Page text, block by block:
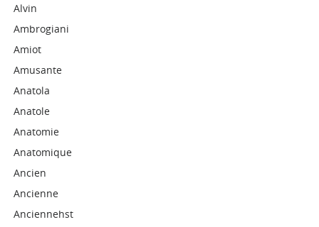
Alvin
Ambrogiani
Amiot
Amusante
Anatola
Anatole
Anatomie
Anatomique
Ancien
Ancienne
Anciennehst